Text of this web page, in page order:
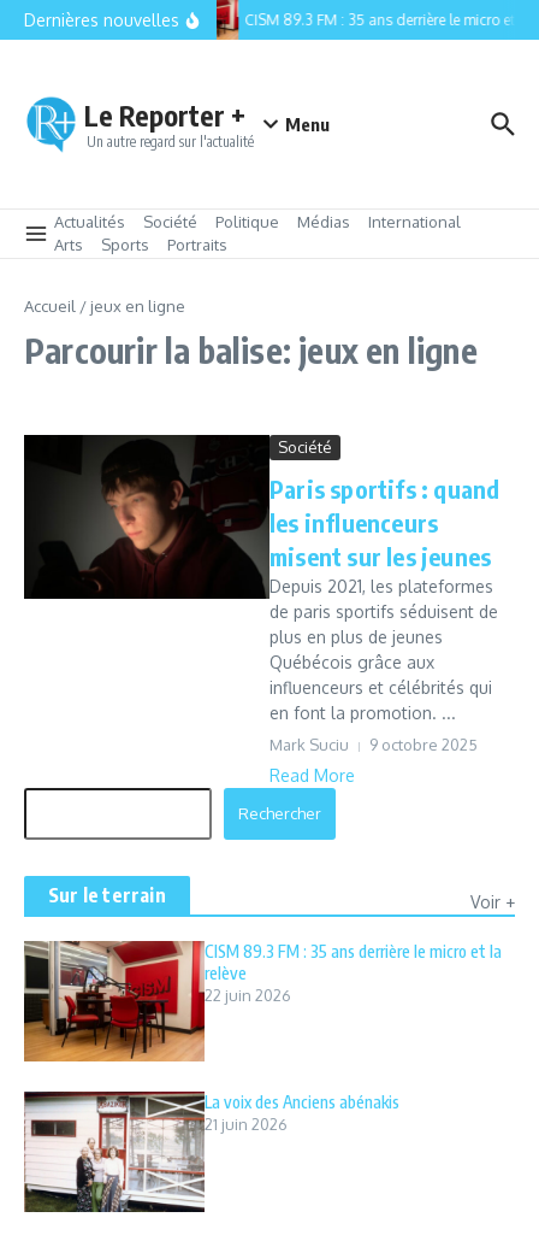
Aller au contenu
Dernières nouvelles CISM 89.3 FM : 35 ans derrière le micro et la
Le Reporter +
Un autre regard sur l'actualité
Menu
Actualités Société Politique Médias
International
Arts
Sports Portraits
Accueil / jeux en ligne
Parcourir la balise: jeux en ligne
Société
Paris sportifs : quand
les influenceurs
misent sur les jeunes
Depuis 2021, les plateformes
de paris sportifs séduisent de
plus en plus de jeunes
Québécois grâce aux
influenceurs et célébrités qui
en font la promotion. ...
Mark Suciu 9 octobre 2025
Read More
Rechercher
Sur le terrain Voir +
CISM 89.3 FM : 35 ans derrière le micro et la
relève
22 juin 2026
La voix des Anciens abénakis
21 juin 2026